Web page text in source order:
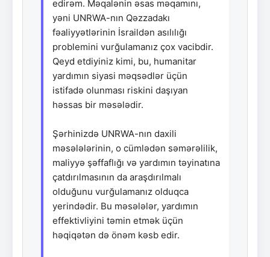
edirəm. Məqalənin əsas məqamını,
yəni UNRWA-nın Qəzzadakı
fəaliyyətlərinin İsraildən asılılığı
problemini vurğulamanız çox vacibdir.
Qeyd etdiyiniz kimi, bu, humanitar
yardımın siyasi məqsədlər üçün
istifadə olunması riskini daşıyan
həssas bir məsələdir.
Şərhinizdə UNRWA-nın daxili
məsələlərinin, o cümlədən səmərəlilik,
maliyyə şəffaflığı və yardımın təyinatına
çatdırılmasının da araşdırılmalı
olduğunu vurğulamanız olduqca
yerindədir. Bu məsələlər, yardımın
effektivliyini təmin etmək üçün
həqiqətən də önəm kəsb edir.